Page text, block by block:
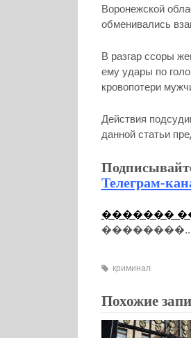
Воронежской
обменивались
В разгар ссоры
ему удары по
кровопотери
Действия
данной статьи
Телеграм-
�������
криминал
Похожие